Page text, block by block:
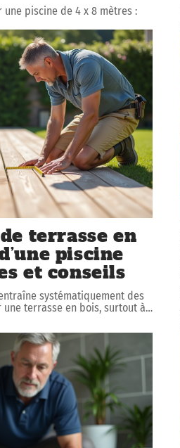
une piscine de 4 x 8 mètres :
terrasse en
piscine
et conseils
systématiquement des
terrasse en bois, surtout à…